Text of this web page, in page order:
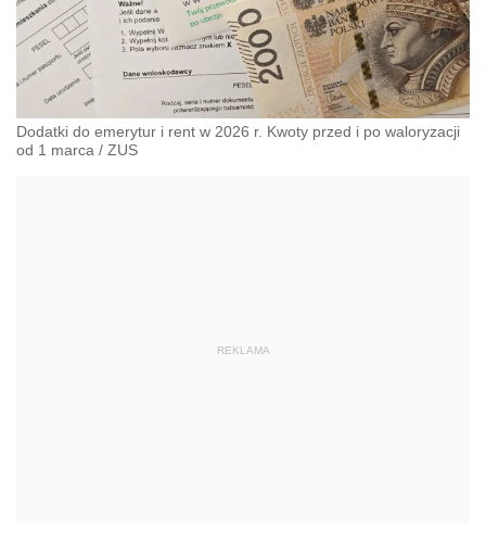
Dodatki do emerytur i rent w 2026 r. Kwoty przed i po waloryzacji
od 1 marca / ZUS